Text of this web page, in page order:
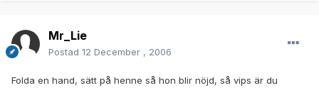
Mr_Lie
Postad 12 December , 2006
Folda en hand, sätt på henne så hon blir nöjd, så vips är du